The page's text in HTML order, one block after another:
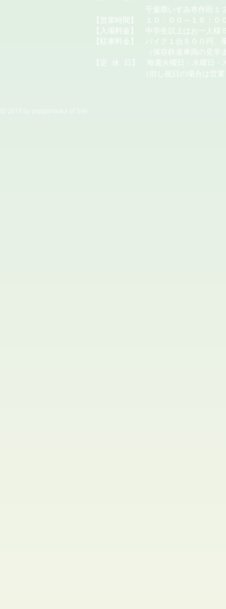
千葉県いすみ市作田１２
【営業時間】 １０：００～１６：０
【入場料金】 中学生以上はお一人様
【駐車料金】 バイク１台５００円、
（保存鉄道車両の見学または
【定
休
日】 毎週火曜日・水曜日・
（但し祝日の場合は営業
© 2019 by popponooka of Site.